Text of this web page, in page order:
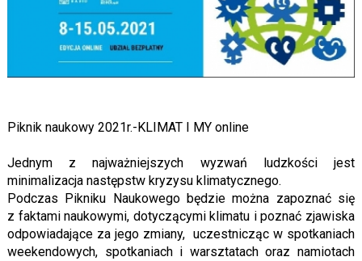
Piknik naukowy 2021r.-KLIMAT I MY online
Jednym z najważniejszych wyzwań ludzkości jest
minimalizacja następstw kryzysu klimatycznego.
Podczas Pikniku Naukowego będzie można zapoznać się
z faktami naukowymi, dotyczącymi klimatu i poznać zjawiska
odpowiadające za jego zmiany, uczestnicząc w spotkaniach
weekendowych, spotkaniach i warsztatach oraz namiotach